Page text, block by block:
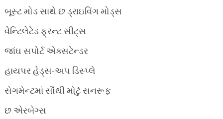
બૂસ્ટ મોડ સાથે છ ડ્રાઇવિંગ મોડ્સ
વેન્ટિલેટેડ ફ્રન્ટ સીટ્સ
જાંઘ સપોર્ટ એક્સટેન્ડર
હાયપર હેડ્સ-અપ ડિસ્પ્લે
સેગમેન્ટમાં સૌથી મોટું સનરૂફ
છ એરબેગ્સ